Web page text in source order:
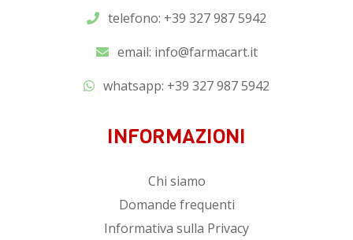
telefono: +39 327 987 5942
email: info@farmacart.it
whatsapp: +39 327 987 5942
INFORMAZIONI
Chi siamo
Domande frequenti
Informativa sulla Privacy